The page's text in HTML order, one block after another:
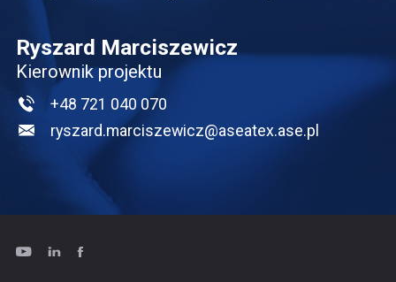
Ryszard Marciszewicz
Kierownik projektu
+48 721 040 070
ryszard.marciszewicz@aseatex.ase.pl